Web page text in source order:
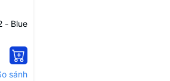
- Blue